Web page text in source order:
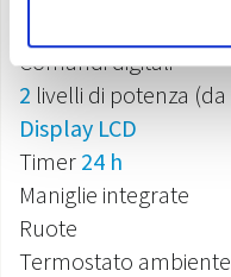
Comandi digitali
2 livelli di potenza (da
Display LCD
Timer 24 h
Maniglie integrate
Ruote
Termostato ambiente